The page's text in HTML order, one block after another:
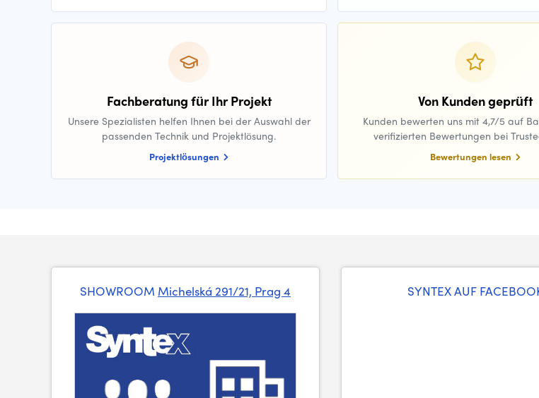
Fachberatung für Ihr Projekt
Unsere Spezialisten helfen Ihnen bei der Auswahl der
passenden Technik und Projektlösung.
Projektlösungen
Von Kunden geprüft
Kunden bewerten uns mit 4,7/5 auf
verifizierten Bewertungen bei
Bewertungen lesen
SHOWROOM Michelská 291/21, Prag 4 SYNTEX AUF